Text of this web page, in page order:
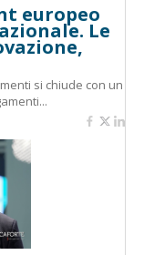
europeo
Le
si chiude con un